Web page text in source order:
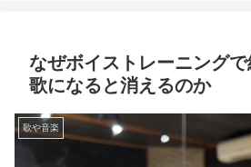
なぜボイストレーニングで
歌になると消えるのか
歌や音楽